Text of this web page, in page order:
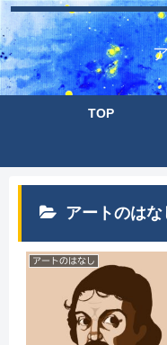
TOP
アートのはな
アートのはなし